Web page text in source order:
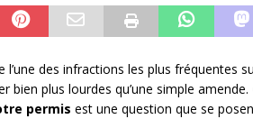
l’une des infractions les plus fréquentes
bien plus lourdes qu’une simple amende.
permis est une question que se